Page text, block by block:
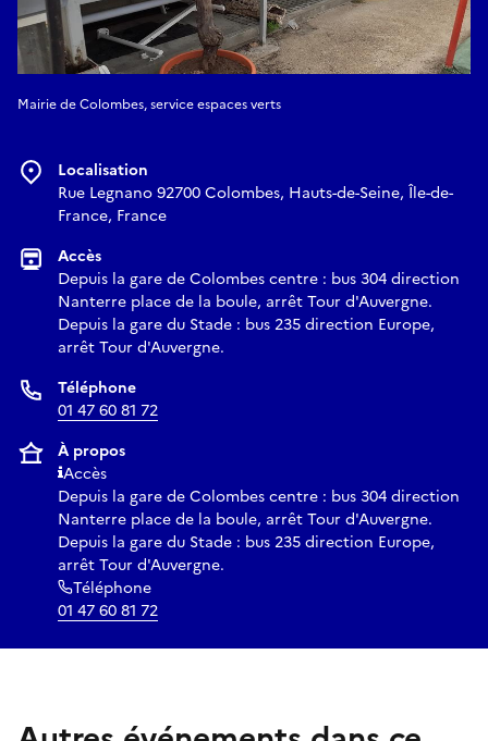
Mairie de Colombes, service espaces verts
Localisation
Rue Legnano 92700 Colombes, Hauts-de-Seine, Île-de-
France, France
Accès
Depuis la gare de Colombes centre : bus 304 direction
Nanterre place de la boule, arrêt Tour d'Auvergne.
Depuis la gare du Stade : bus 235 direction Europe,
arrêt Tour d'Auvergne.
Téléphone
01 47 60 81 72
À propos
Accès
Depuis la gare de Colombes centre : bus 304 direction
Nanterre place de la boule, arrêt Tour d'Auvergne.
Depuis la gare du Stade : bus 235 direction Europe,
arrêt Tour d'Auvergne.
Téléphone
01 47 60 81 72